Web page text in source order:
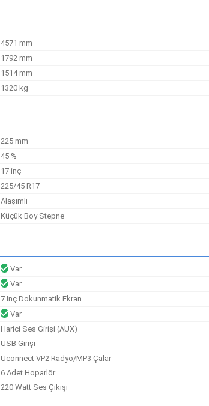
4571 mm
1792 mm
1514 mm
1320 kg
225 mm
45 %
17 inç
225/45 R17
Alaşımlı
Küçük Boy Stepne
Var
Var
7 İnç Dokunmatik Ekran
Var
Harici Ses Girişi (AUX)
USB Girişi
Uconnect VP2 Radyo/MP3 Çalar
6 Adet Hoparlör
220 Watt Ses Çıkışı